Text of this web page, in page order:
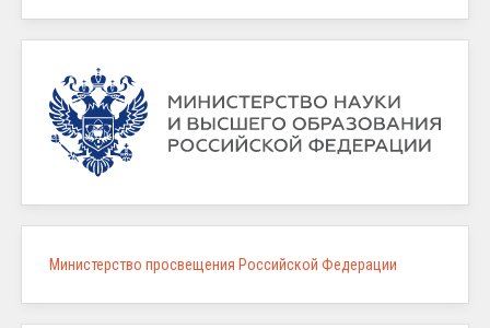
Министерство просвещения Российской Федерации